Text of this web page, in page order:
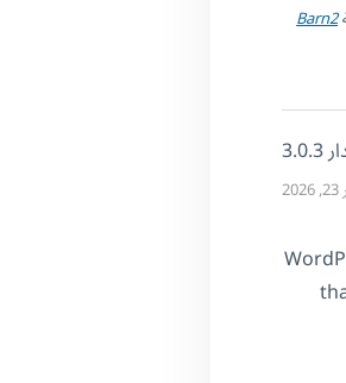
Barn2